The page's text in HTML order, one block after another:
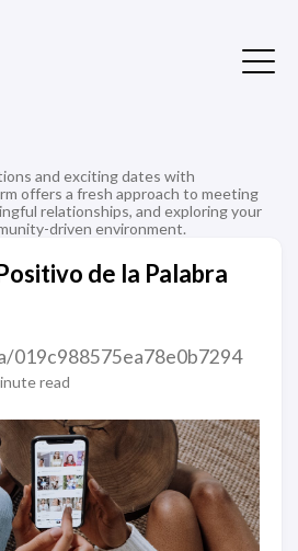
and exciting dates with
offers a fresh approach to meeting
relationships, and exploring your
driven environment.
de la Palabra
019c988575ea78e0b7294
read